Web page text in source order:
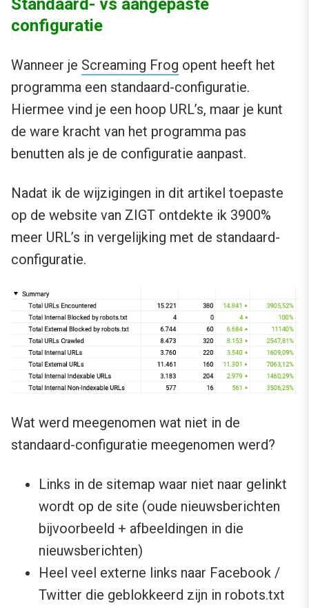
Standaard- vs aangepaste
configuratie
Wanneer je Screaming Frog opent heeft het
programma een standaard-configuratie.
Hiermee vind je een hoop URL’s, maar je kunt
de ware kracht van het programma pas
benutten als je de configuratie aanpast.
Nadat ik de wijzigingen in dit artikel toepaste
op de website van ZIGT ontdekte ik 3900%
meer URL’s in vergelijking met de standaard-
configuratie.
Wat werd meegenomen wat niet in de
standaard-configuratie meegenomen werd?
Links in de sitemap waar niet naar gelinkt
wordt op de site (oude nieuwsberichten
bijvoorbeeld + afbeeldingen in die
nieuwsberichten)
Heel veel externe links naar Facebook /
Twitter die geblokkeerd zijn in robots.txt